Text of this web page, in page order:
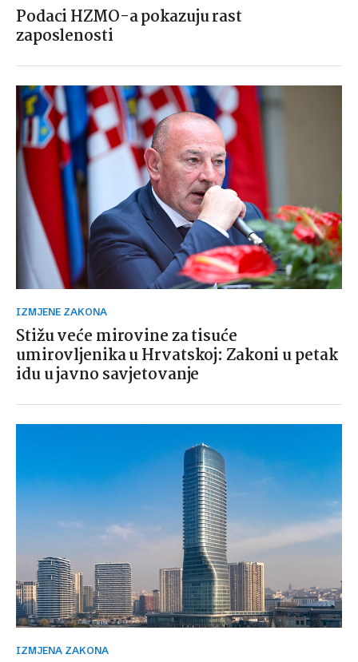
Podaci HZMO-a pokazuju rast
zaposlenosti
IZMJENE ZAKONA
Stižu veće mirovine za tisuće
umirovljenika u Hrvatskoj: Zakoni u petak
idu u javno savjetovanje
IZMJENA ZAKONA